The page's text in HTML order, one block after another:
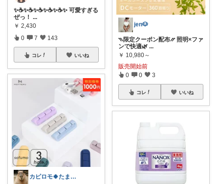
​✨☕✨☕✨☕✨☕✨☕✨ 可愛すぎる
ぜっ！ ...
￥ 2,430
0 7 143
コレ いいね
カピロモ🍀たまにくすっと笑えるーむ🐾
jen🐶
⳹限定クーポン配布⳼ 照明×ファ
ンで快適🌿 ...
￥ 10,980～
販売開始前
0 0 3
コレ いいね